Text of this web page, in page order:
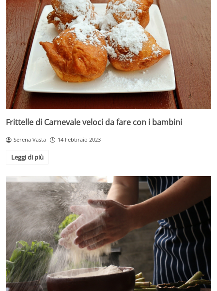
Frittelle di Carnevale veloci da fare con i bambini
Serena Vasta 14 Febbraio 2023
Leggi di più